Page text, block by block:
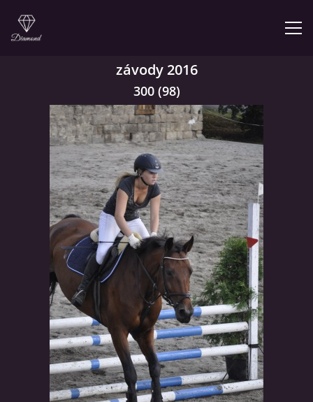
© 2026 eStránky.cz
závody 2016
300 (98)